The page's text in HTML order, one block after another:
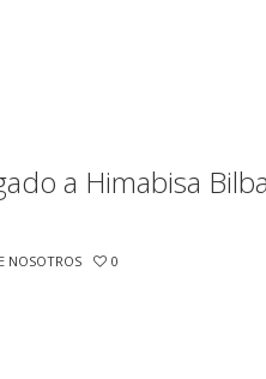
a Himabisa
NOSOTROS 0